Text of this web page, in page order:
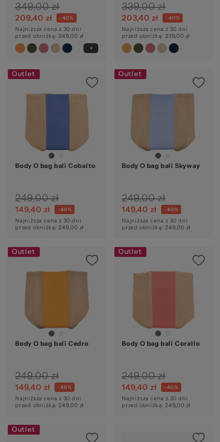
349,00 zł
209,40 zł -40%
Najniższa cena z 30 dni
przed obniżką: 349,00 zł
339,00 zł
203,40 zł -40%
Najniższa cena z 30 dni
przed obniżką: 339,00 zł
Outlet
Body O bag bali Cobalto
249,00 zł
149,40 zł -40%
Najniższa cena z 30 dni
przed obniżką: 249,00 zł
Outlet
Body O bag bali Skyway
249,00 zł
149,40 zł -40%
Najniższa cena z 30 dni
przed obniżką: 249,00 zł
Outlet
Body O bag bali Cedro
249,00 zł
149,40 zł -40%
Najniższa cena z 30 dni
przed obniżką: 249,00 zł
Outlet
Body O bag bali Corallo
249,00 zł
149,40 zł -40%
Najniższa cena z 30 dni
przed obniżką: 249,00 zł
Outlet